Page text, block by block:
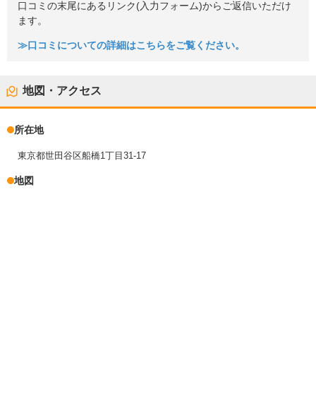
口コミの末尾にあるリンク(入力フォーム)からご返信いただけ
ます。
≫口コミについての詳細はこちらをご覧ください。
地図・アクセス
所在地
東京都世田谷区船橋1丁目31-17
地図